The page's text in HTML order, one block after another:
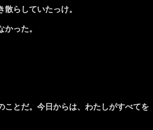
らしていたっけ。
った。
とだ。今日からは、わたしがすべてを